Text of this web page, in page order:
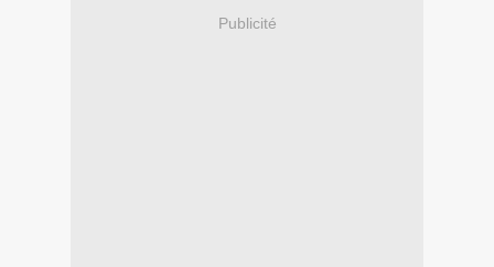
Publicité